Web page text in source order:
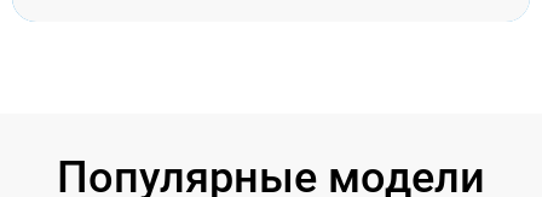
Популярные модели